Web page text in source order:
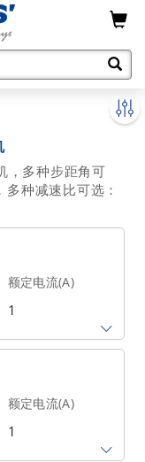
，多种步距角可
种减速比可选：
额定电流(A)
1
重量(kg)
额定电流(A)
1